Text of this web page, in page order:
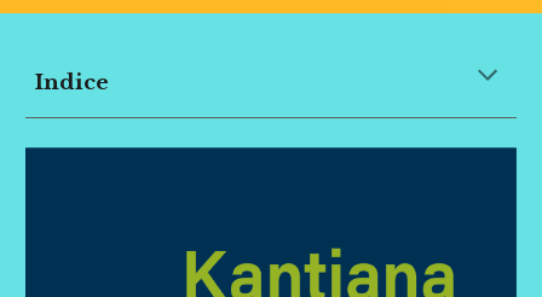
Indice